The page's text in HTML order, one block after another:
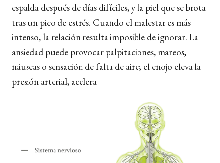
espalda después de días difíciles, y la piel que se brota
tras un pico de estrés. Cuando el malestar es más
intenso, la relación resulta imposible de ignorar. La
ansiedad puede provocar palpitaciones, mareos,
náuseas o sensación de falta de aire; el enojo eleva la
presión arterial, acelera